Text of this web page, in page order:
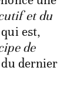
et du
est,
de
dernier